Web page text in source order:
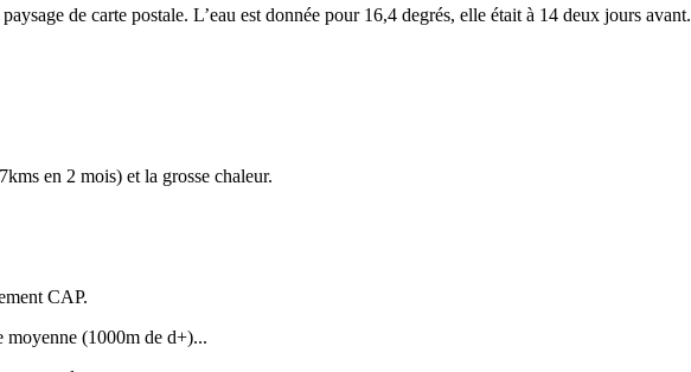
de carte postale. L’eau est donnée pour 16,4 degrés, elle était à 14 deux jours avant.
en 2 mois) et la grosse chaleur.
CAP.
moyenne (1000m de d+)...